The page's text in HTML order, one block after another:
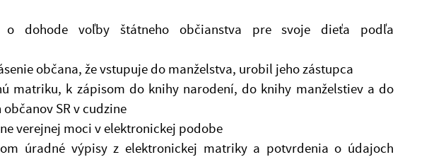
o dohode voľby štátneho občianstva pre svoje dieťa podľa
občana, že vstupuje do manželstva, urobil jeho zástupca
matriku, k zápisom do knihy narodení, do knihy manželstiev a do
SR v cudzine
verejnej moci v elektronickej podobe
úradné výpisy z elektronickej matriky a potvrdenia o údajoch